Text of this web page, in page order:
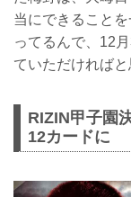
当にできること
ってるんで、12
ていただければ
RIZIN甲子園
12カードに